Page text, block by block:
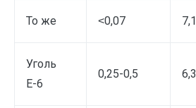
То же ˂0,07 7,1
Уголь
Е-6
0,25-0,5 6,3